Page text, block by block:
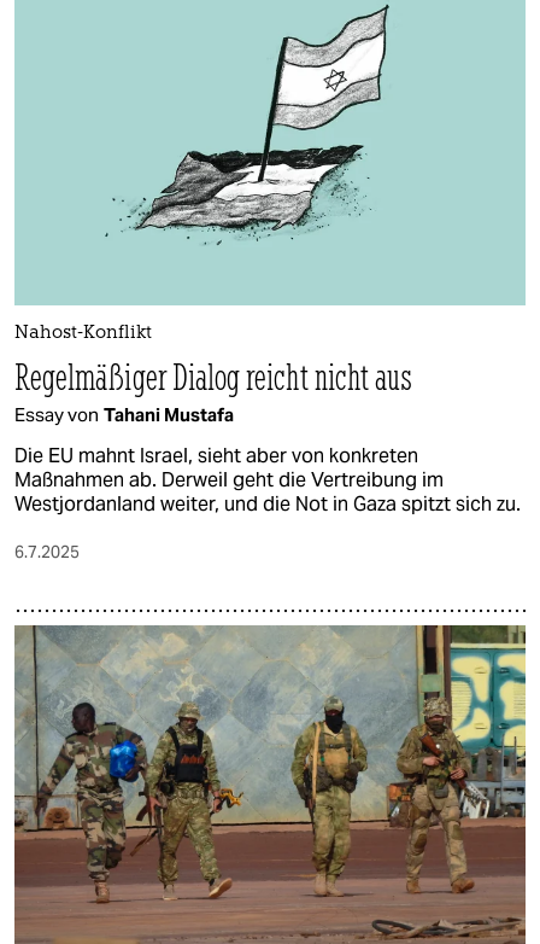
Nahost-Konflikt
Regelmäßiger Dialog reicht nicht aus
Essay von Tahani Mustafa
Die EU mahnt Israel, sieht aber von konkreten
Maßnahmen ab. Derweil geht die Vertreibung im
Westjordanland weiter, und die Not in Gaza spitzt sich zu.
6.7.2025